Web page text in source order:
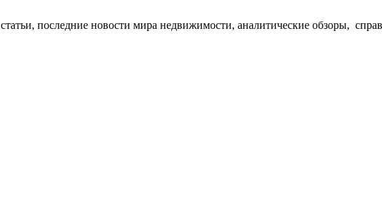
статьи, последние новости мира недвижимости, аналитические обзоры,